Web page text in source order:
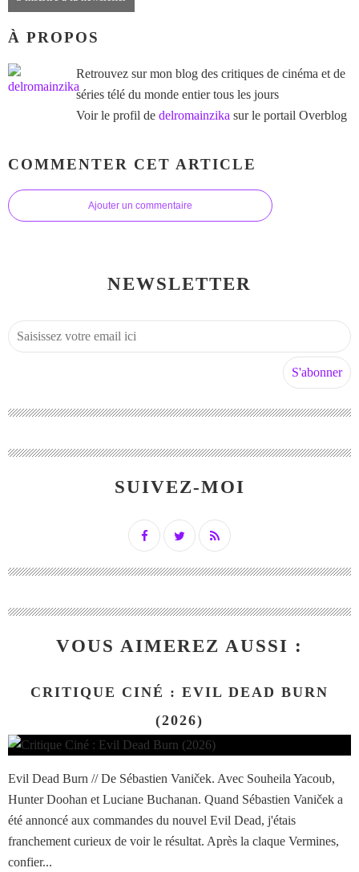
À PROPOS
Retrouvez sur mon blog des critiques de cinéma et de
séries télé du monde entier tous les jours
Voir le profil de delromainzika sur le portail Overblog
COMMENTER CET ARTICLE
Ajouter un commentaire
NEWSLETTER
SUIVEZ-MOI
VOUS AIMEREZ AUSSI :
CRITIQUE CINÉ : EVIL DEAD BURN
(2026)
Evil Dead Burn // De Sébastien Vaniček. Avec Souheila Yacoub,
Hunter Doohan et Luciane Buchanan. Quand Sébastien Vaniček a
été annoncé aux commandes du nouvel Evil Dead, j'étais
franchement curieux de voir le résultat. Après la claque Vermines,
confier...